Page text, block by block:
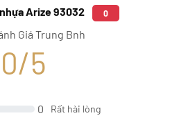
Arize 93032 0
Giá Trung Bnh
0/5
0 Rất hài lòng